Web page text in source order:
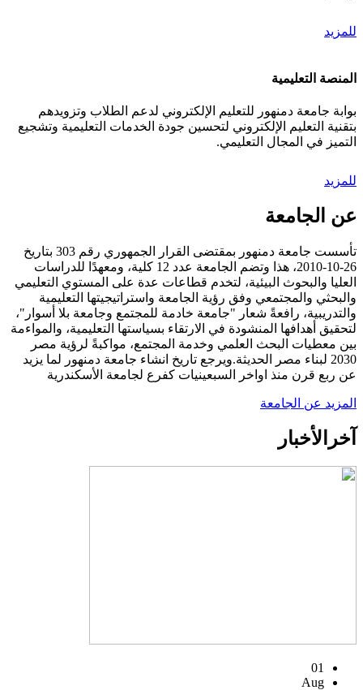
للمزيد
المنصة التعليمية
بوابة جامعة دمنهور للتعليم الإلكتروني لدعم الطلاب وتزويدهم
بتقنية التعليم الإلكتروني لتحسين جودة الخدمات التعليمية وتشجيع
التميز في المجال التعليمي.
للمزيد
عن الجامعة
تأسست جامعة دمنهور بمقتضى القرار الجمهوري رقم 303 بتاريخ
26-10-2010، هذا وتضم الجامعة عدد 12 كلية، ومعهدًا للدراسات
العليا والبحوث البيئية، لتخدم قطاعات عدة على المستوي التعليمي
والبحثي والمجتمعي وفق رؤية الجامعة واستراتيجيتها التعليمية
والتدريبية، رافعةً شعار "جامعة خادمة للمجتمع وجامعة بلا أسوار"،
لتحقيق أهدافها المنشودة في الارتقاء بسياستها التعليمية، والمواءمة
بين معطيات البحث العلمي وخدمة المجتمع، مواكبةً لرؤية مصر
2030 لبناء مصر الحديثة.ويرجع تاريخ انشاء جامعة دمنهور لما يزيد
عن ربع قرن منذ اواخر السبعينيات كفرع لجامعة الأسكندرية
المزيد عن الجامعة
آخر الأخبار
01
Aug